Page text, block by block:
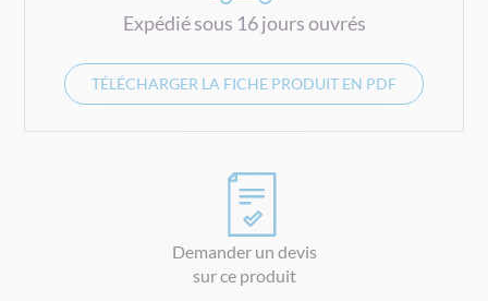
Expédié sous 16 jours ouvrés
TÉLÉCHARGER LA FICHE PRODUIT EN PDF
Demander un devis
sur ce produit